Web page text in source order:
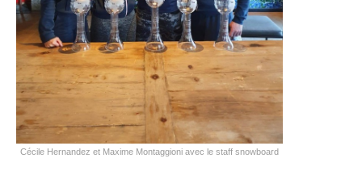
Cécile Hernandez et Maxime Montaggioni avec le staff snowboard